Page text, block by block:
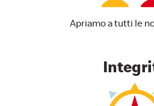
Apriamo a tutti le